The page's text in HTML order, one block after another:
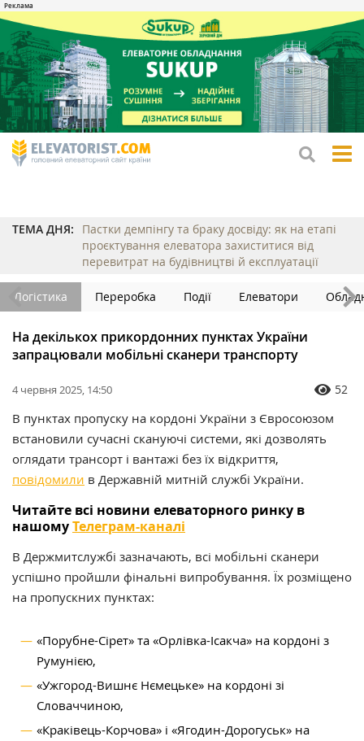
ТЕМА ДНЯ:
Пастки демпінгу та браку досвіду: як на етапі
проєктування елеватора захиститися від
перевитрат на будівництві й експлуатації
Логістика Переробка Події Елеватори
На декількох прикордонних пунктах України
запрацювали мобільні сканери транспорту
4 червня 2025, 14:50 52
В пунктах пропуску на кордоні України з Євросоюзом
встановили сучасні скануючі системи, які дозволять
оглядати трансорт і вантажі без їх відкриття,
повідомили в Державній митній службі України.
Читайте всі новини елеваторного ринку в
нашомуТелеграм-каналі
В Держмитслужбі зазначають, всі мобільні сканери
успішно пройшли фінальні випробування. Їх розміщено
на пропускних пунктах:
«Порубне-Сірет» та «Орлівка-Ісакча» на кордоні з
Румунією,
«Ужгород-Вишнє Нємецьке» на кордоні зі
Словаччиною,
«Краківець-Корчова» і «Ягодин-Дорогуськ» на